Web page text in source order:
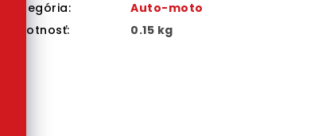
Kategória:
Auto-moto
Hmotnosť: 0.15 kg